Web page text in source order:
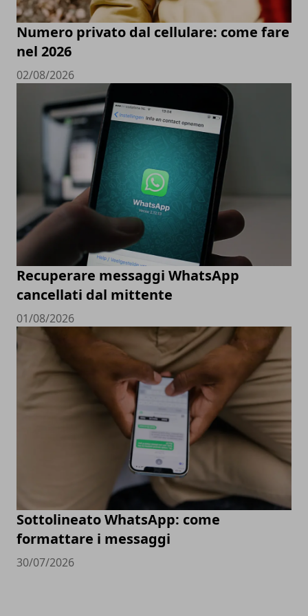
Numero privato dal cellulare: come fare
nel 2026
02/08/2026
Recuperare messaggi WhatsApp
cancellati dal mittente
01/08/2026
Sottolineato WhatsApp: come
formattare i messaggi
30/07/2026